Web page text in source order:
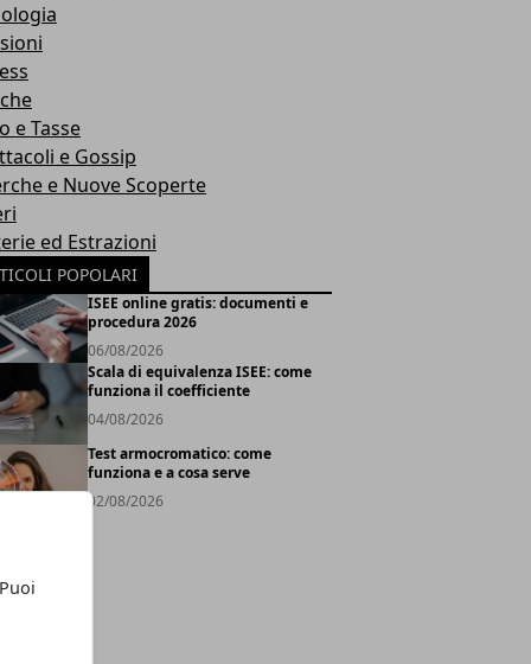
e Tasse
e Gossip
e Nuove Scoperte
ed Estrazioni
POPOLARI
ISEE online gratis: documenti e
procedura 2026
06/08/2026
Scala di equivalenza ISEE: come
funziona il coefficiente
04/08/2026
Test armocromatico: come
funziona e a cosa serve
02/08/2026